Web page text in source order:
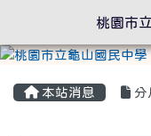
本站消息 分
桃園市